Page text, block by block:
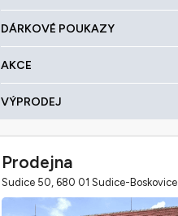
DÁRKOVÉ POUKAZY
AKCE
VÝPRODEJ
Prodejna
Sudice 50, 680 01 Sudice-Boskovice